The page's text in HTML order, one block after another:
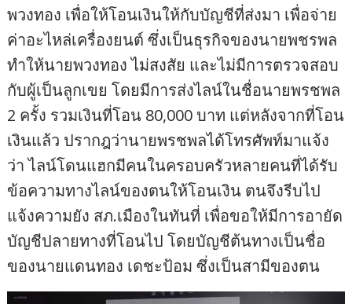
พวงทอง เพื่อให้โอนเงินให้กับบัญชีที่ส่งมา เพื่อจ่าย
ค่าอะไหล่เครื่องยนต์ ซึ่งเป็นธุรกิจของนายพชรพล
ทำให้นายพวงทอง ไม่สงสัย และไม่มีการตรวจสอบ
กับผู้เป็นลูกเขย โดยมีการส่งไลน์ในชื่อนายพรชพล
2 ครั้ง รวมเงินที่โอน 80,000 บาท แต่หลังจากที่โอน
เงินแล้ว ปรากฎว่านายพรชพลได้โทรศัพท์มาแจ้ง
ว่า ไลน์โดนแฮกมีคนในครอบครัวหลายคนที่ได้รับ
ข้อความทางไลน์ของตนให้โอนเงิน ตนจึงรีบไป
แจ้งความยัง สภ.เมืองในทันที่ เพื่อขอให้มีการอายัด
บัญชีปลายทางที่โอนไป โดยบัญชีต้นทางเป็นชื่อ
ของนายแดนทอง เดชะป้อม ซึ่งเป็นสามีของตน